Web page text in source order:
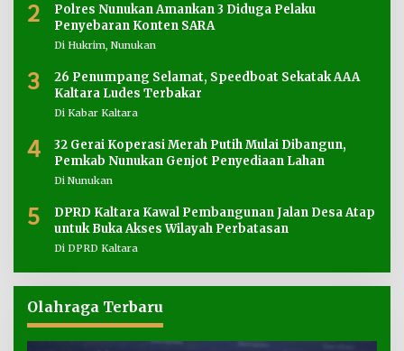
2
Polres Nunukan Amankan 3 Diduga Pelaku
Penyebaran Konten SARA
Di Hukrim, Nunukan
3
26 Penumpang Selamat, Speedboat Sekatak AAA
Kaltara Ludes Terbakar
Di Kabar Kaltara
4
32 Gerai Koperasi Merah Putih Mulai Dibangun,
Pemkab Nunukan Genjot Penyediaan Lahan
Di Nunukan
5
DPRD Kaltara Kawal Pembangunan Jalan Desa Atap
untuk Buka Akses Wilayah Perbatasan
Di DPRD Kaltara
Olahraga Terbaru